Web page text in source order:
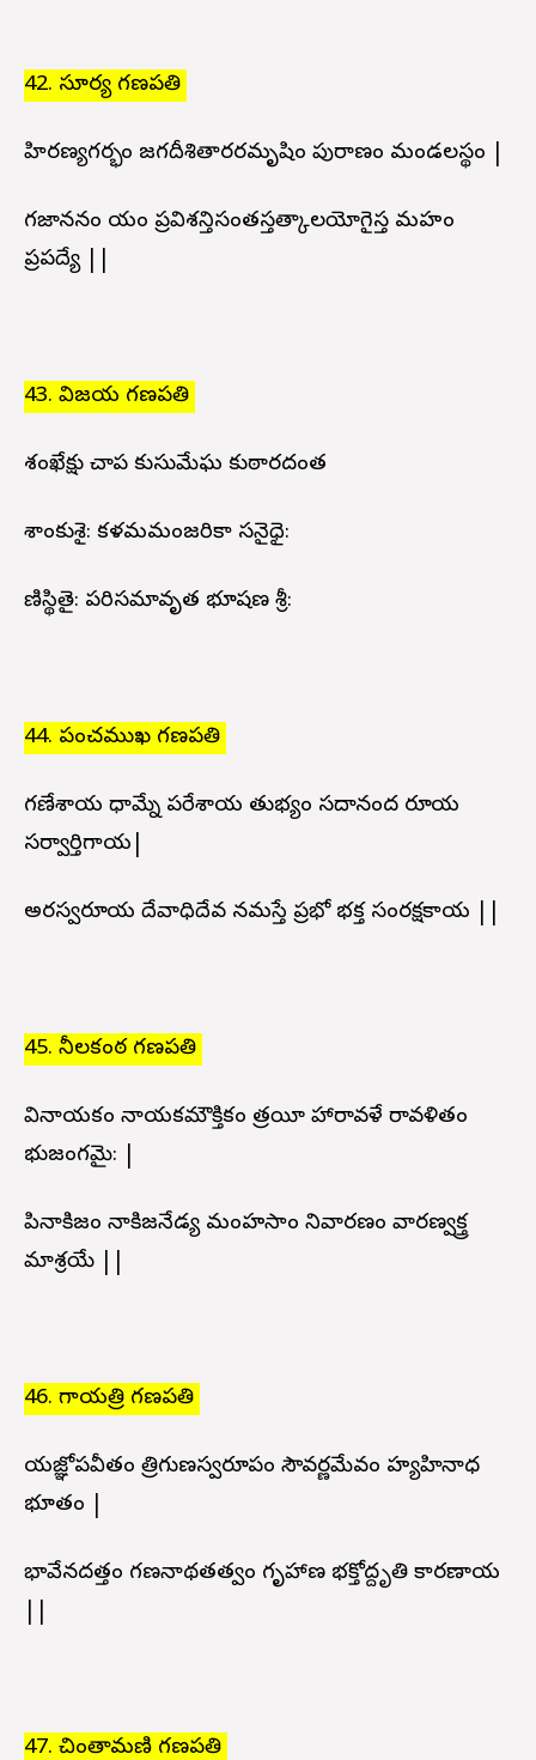
42. సూర్య గణపతి
హిరణ్యగర్భం జగదీశితారరమృషిం పురాణం మండలస్థం |
గజాననం యం ప్రవిశన్తిసంతస్తత్కాలయోగైస్త మహం
ప్రపద్యే ||
43. విజయ గణపతి
శంఖేక్షు చాప కుసుమేఘ కుఠారదంత
పాశాంకుశై: కళమమంజరికా సనైధై:
పాణిస్థితై: పరిసమావృత భూషణ శ్రీ:
44. పంచముఖ గణపతి
గణేశాయ ధామ్నే పరేశాయ తుభ్యం సదానంద రూపాయ
సర్వార్తిగాయ|
అపారస్వరూపాయ దేవాధిదేవ నమస్తే ప్రభో భక్త సంరక్షకాయ ||
45. నీలకంఠ గణపతి
వినాయకం నాయకమౌక్తికం త్రయీ హారావళే రావళితం
భుజంగమై: |
పినాకిజం నాకిజనేడ్య మంహసాం నివారణం వారణ్వక్త్ర
మాశ్రయే ||
46. గాయత్రి గణపతి
యజ్ఞోపవీతం త్రిగుణస్వరూపం సౌవర్ణమేవం హ్యహినాధ
భూతం |
భావేనదత్తం గణనాథతత్వం గృహాణ భక్తోద్దృతి కారణాయ
47. చింతామణి గణపతి